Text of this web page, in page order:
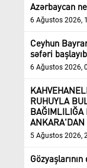
Azərbaycan
6 Ağustos 2026,
Ceyhun
səfəri başlayıb
6 Ağustos 2026,
RUHUYLA
BAĞIMLILIĞA
5 Ağustos 2026,